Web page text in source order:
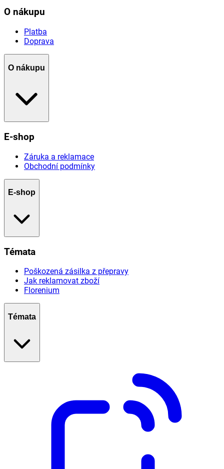
O nákupu
Platba
Doprava
O nákupu
E-shop
Záruka a reklamace
Obchodní podmínky
E-shop
Témata
Poškozená zásilka z přepravy
Jak reklamovat zboží
Florenium
Témata